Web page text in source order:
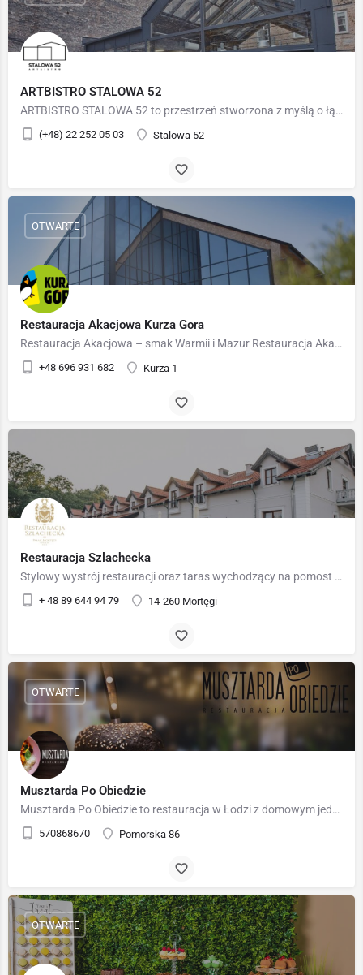
ARTBISTRO STALOWA 52
ARTBISTRO STALOWA 52 to przestrzeń stworzona z myślą o łączeniu dwóch dziedzin: sztuki i kuchni. Tworzymy…
(+48) 22 252 05 03 Stalowa 52
Restauracja Akacjowa Kurza Gora
Restauracja Akacjowa – smak Warmii i Mazur Restauracja Akacjowa to wyjątkowe miejsce, gdzie tradycja spotyka…
+48 696 931 682 Kurza 1
OTWARTE
Restauracja Szlachecka
Stylowy wystrój restauracji oraz taras wychodzący na pomost i staw to znakomite uzupełnienie przestrzeni…
+ 48 89 644 94 79 14-260 Mortęgi
Musztarda Po Obiedzie
Musztarda Po Obiedzie to restauracja w Łodzi z domowym jedzeniem.
570868670 Pomorska 86
OTWARTE
OTWARTE